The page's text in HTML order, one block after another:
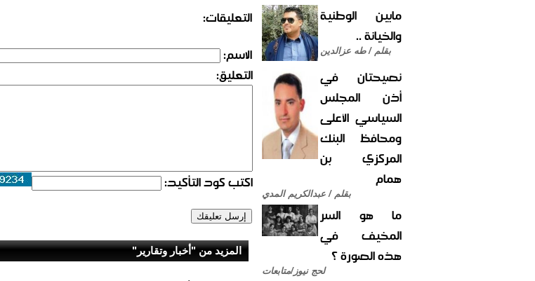
مابين الوطنية
والخيانة ..
بقلم / طه عزالدين
نصيحتان في
أذن المجلس
السياسي الأعلى
ومحافظ البنك
المركزي بن
همام
بقلم / عبدالكريم المدي
ما هو السر
المخيف في
هذه الصورة ؟
لحج نيوز/متابعات
التعليقات:
الاسم:
التعليق:
اكتب كود التأكيد:
المزيد من "أخبار وتقارير"